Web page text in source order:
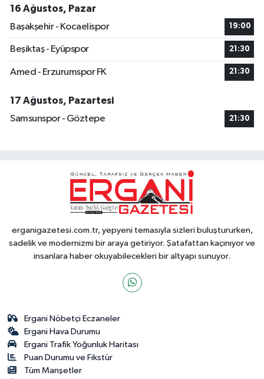
16 Ağustos, Pazar
Başakşehir - Kocaelispor
19:00
Beşiktaş - Eyüpspor 21:30
Amed - Erzurumspor FK 21:30
17 Ağustos, Pazartesi
Samsunspor - Göztepe
21:30
erganigazetesi.com.tr, yepyeni temasıyla sizleri buluştururken,
sadelik ve modernizmi bir araya getiriyor. Şatafattan kaçınıyor ve
insanlara haber okuyabilecekleri bir altyapı sunuyor.
Ergani Nöbetçi Eczaneler
Ergani Hava Durumu
Ergani Trafik Yoğunluk Haritası
Puan Durumu ve Fikstür
Tüm Manşetler